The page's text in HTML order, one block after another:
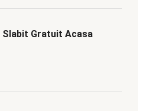
Slabit Gratuit Acasa